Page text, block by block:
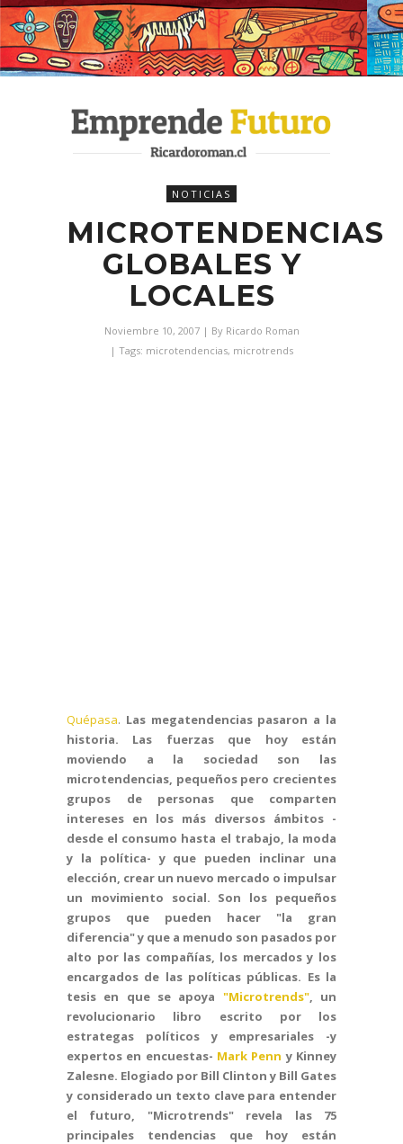
NOTICIAS
MICROTENDENCIAS
GLOBALES Y
LOCALES
Noviembre 10, 2007 | By Ricardo Roman
| Tags: microtendencias, microtrends
Quépasa. Las megatendencias pasaron a la
historia. Las fuerzas que hoy están
moviendo a la sociedad son las
microtendencias, pequeños pero crecientes
grupos de personas que comparten
intereses en los más diversos ámbitos -
desde el consumo hasta el trabajo, la moda
y la política- y que pueden inclinar una
elección, crear un nuevo mercado o impulsar
un movimiento social. Son los pequeños
grupos que pueden hacer "la gran
diferencia" y que a menudo son pasados por
alto por las compañías, los mercados y los
encargados de las políticas públicas. Es la
tesis en que se apoya "Microtrends", un
revolucionario libro escrito por los
estrategas políticos y empresariales -y
expertos en encuestas- Mark Penn y Kinney
Zalesne. Elogiado por Bill Clinton y Bill Gates
y considerado un texto clave para entender
el futuro, "Microtrends" revela las 75
principales tendencias que hoy están